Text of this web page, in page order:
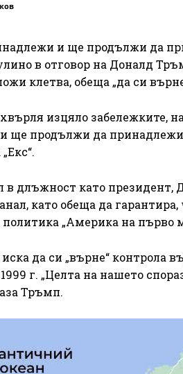
и ще продължи да
в отговор на Доналд
клетва, обеща „да си
изцяло забележките,
ще продължи да принадлежи
в длъжност като президент,
като обеща да
„Америка на първо
иска да си „върне“
г. „Целта на нашето
Тръмп.